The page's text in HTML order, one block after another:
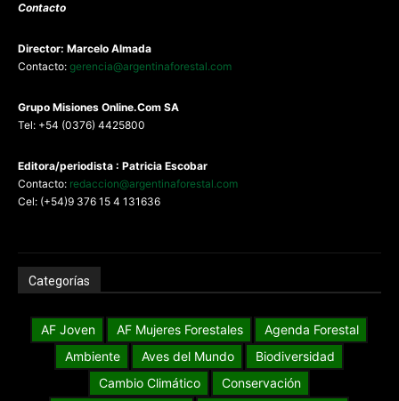
Contacto
Director: Marcelo Almada
Contacto: gerencia@argentinaforestal.com
Grupo Misiones Online.Com SA
Tel: +54 (0376) 4425800
Editora/periodista : Patricia Escobar
Contacto: redaccion@argentinaforestal.com
Cel: (+54)9 376 15 4 131636
Categorías
AF Joven AF Mujeres Forestales
Agenda Forestal
Ambiente
Aves del Mundo
Biodiversidad
Cambio Climático
Conservación